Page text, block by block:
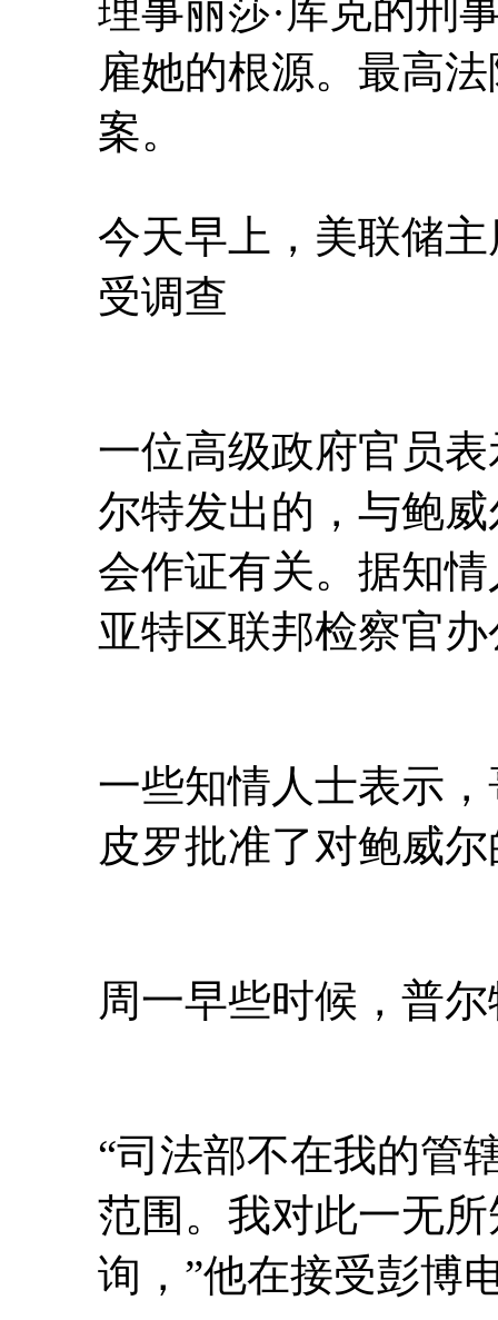
理事丽莎·库克的刑
雇她的根源。最高
案。
今天早上，美联储
受调查
一位高级政府官员
尔特发出的，与鲍
会作证有关。据知
亚特区联邦检察官
一些知情人士表示
皮罗批准了对鲍威
周一早些时候，普
“司法部不在我的管
范围。我对此一无
询，”他在接受彭博